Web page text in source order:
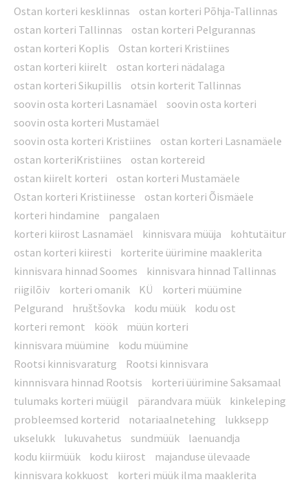
Ostan korteri kesklinnas
ostan korteri Põhja-Tallinnas
ostan korteri Tallinnas
ostan korteri Pelgurannas
ostan korteri Koplis
Ostan korteri Kristiines
ostan korteri kiirelt
ostan korteri nädalaga
ostan korteri Sikupillis
otsin korterit Tallinnas
soovin osta korteri Lasnamäel
soovin osta korteri
soovin osta korteri Mustamäel
soovin osta korteri Kristiines
ostan korteri Lasnamäele
ostan korteriKristiines
ostan kortereid
ostan kiirelt korteri
ostan korteri Mustamäele
Ostan korteri Kristiinesse
ostan korteri Õismäele
korteri hindamine
pangalaen
korteri kiirost Lasnamäel
kinnisvara müüja
kohtutäitur
ostan korteri kiiresti
korterite üürimine maaklerita
kinnisvara hinnad Soomes
kinnisvara hinnad Tallinnas
riigilõiv
korteri omanik KÜ
korteri müümine
Pelgurand
hruštšovka kodu müük
kodu ost
korteri remont
köök
müün korteri
kinnisvara müümine
kodu müümine
Rootsi kinnisvaraturg
Rootsi kinnisvara
kinnnisvara hinnad Rootsis
korteri üürimine Saksamaal
tulumaks korteri müügil
pärandvara müük
kinkeleping
probleemsed korterid
notariaalnetehing
lukksepp
ukselukk
lukuvahetus sundmüük
laenuandja
kodu kiirmüük
kodu kiirost
majanduse ülevaade
kinnisvara kokkuost
korteri müük ilma maaklerita